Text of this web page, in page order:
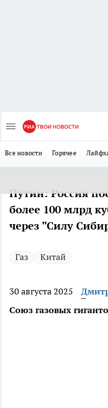
Все новости Горячее
Путин: Россия
более 100 млрд
через "Силу
Газ Китай
30 августа 2025
Союз газовых